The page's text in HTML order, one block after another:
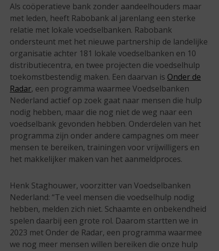
Als coöperatieve bank zonder aandeelhouders maar
met leden, heeft Rabobank al jarenlang een sterke
relatie met lokale voedselbanken. Rabobank
ondersteunt met het nieuwe partnership de landelijke
organisatie achter 181 lokale voedselbanken en 10
distributiecentra, en twee projecten die voedselhulp
toekomstbestendig maken. Een daarvan is Onder de
Radar, een programma waarmee Voedselbanken
Nederland actief op zoek gaat naar mensen die hulp
nodig hebben, maar die nog niet de weg naar een
voedselbank gevonden hebben. Onderdelen van het
programma zijn onder andere campagnes om meer
mensen te bereiken, trainingen voor vrijwilligers en
het makkelijker maken van het aanmeldproces.
Henk Staghouwer, voorzitter van Voedselbanken
Nederland: “Te veel mensen die voedselhulp nodig
hebben, melden zich niet. Schaamte en onbekendheid
spelen daarbij een grote rol. Daarom startten we in
2023 met Onder de Radar, een programma waarmee
we nog meer mensen willen bereiken die onze hulp